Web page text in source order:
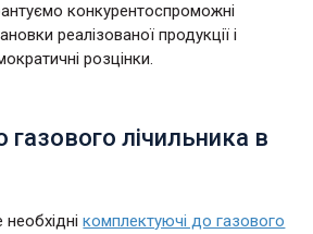
конкурентоспроможні
реалізованої продукції і
розцінки.
газового лічильника в
необхіднікомплектуючі до газового